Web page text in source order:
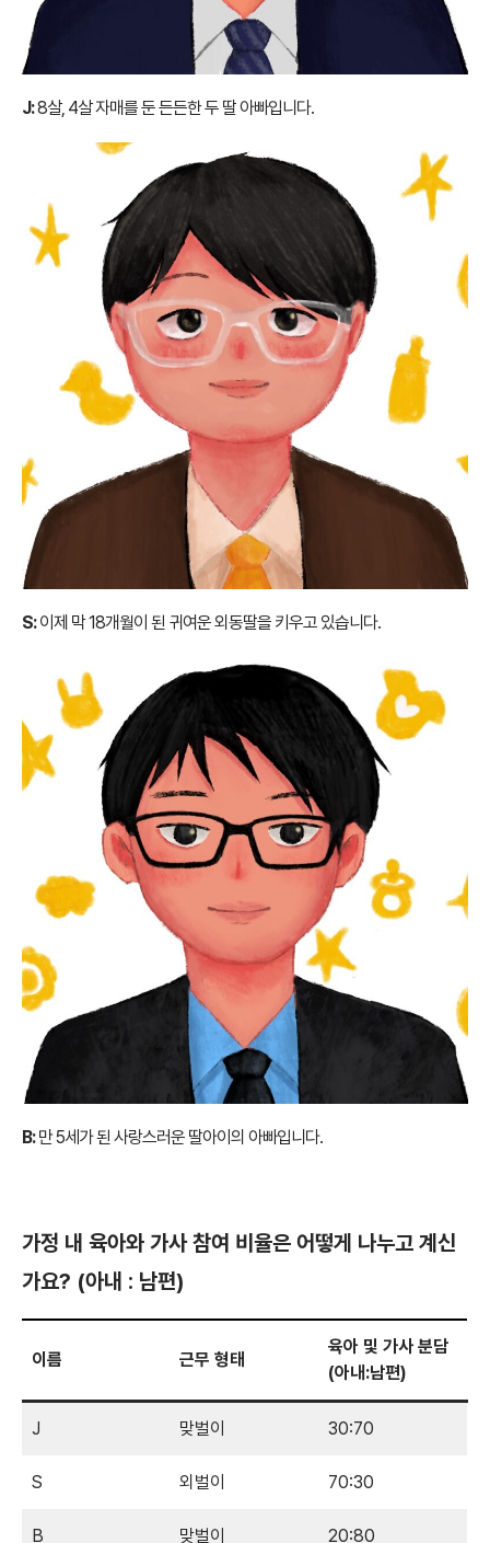
J:8살, 4살 자매를 둔 든든한 두 딸 아빠입니다.
S:이제 막 18개월이 된 귀여운 외동딸을 키우고 있습니다.
B:만 5세가 된 사랑스러운 딸아이의 아빠입니다.
가정 내 육아와 가사 참여 비율은 어떻게 나누고 계신
가요? (아내 : 남편)
이름 근무 형태
육아 및 가사 분담
(아내:남편)
J 맞벌이 30:70
S 외벌이 70:30
B 맞벌이 20:80